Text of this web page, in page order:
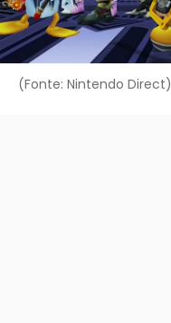
(Fonte: Nintendo Direct)